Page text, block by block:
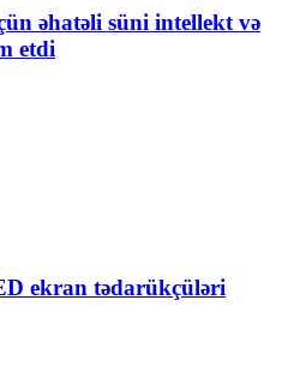
əhatəli süni intellekt və
etdi
ekran tədarükçüləri